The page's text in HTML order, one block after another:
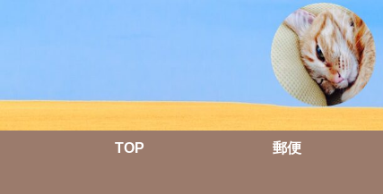
TOP 郵便